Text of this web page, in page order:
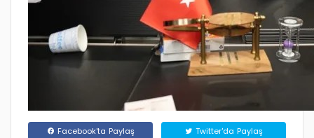
Facebook'ta Paylaş Twitter'da Paylaş